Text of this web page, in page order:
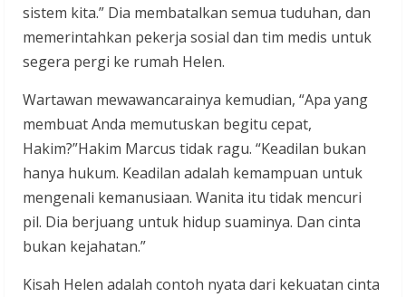
sistem kita.” Dia membatalkan semua tuduhan, dan
memerintahkan pekerja sosial dan tim medis untuk
segera pergi ke rumah Helen.
Wartawan mewawancarainya kemudian, “Apa yang
membuat Anda memutuskan begitu cepat,
Hakim?”Hakim Marcus tidak ragu. “Keadilan bukan
hanya hukum. Keadilan adalah kemampuan untuk
mengenali kemanusiaan. Wanita itu tidak mencuri
pil. Dia berjuang untuk hidup suaminya. Dan cinta
bukan kejahatan.”
Kisah Helen adalah contoh nyata dari kekuatan cinta